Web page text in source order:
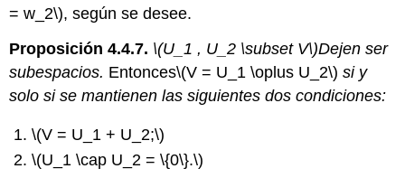
= w_2\), según se desee.
Proposición 4.4.7. \(U_1 , U_2 \subset V\)Dejen ser
subespacios. Entonces\(V = U_1 \oplus U_2\) si y
solo si se mantienen las siguientes dos condiciones:
\(V = U_1 + U_2;\)
\(U_1 \cap U_2 = \{0\}.\)